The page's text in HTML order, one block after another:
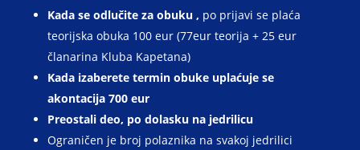
Kada se odlučite za obuku , po prijavi se plaća
teorijska obuka 100 eur (77eur teorija + 25 eur
članarina Kluba Kapetana)
Kada izaberete termin obuke uplaćuje se
akontacija 700 eur
Preostali deo, po dolasku na jedrilicu
Ograničen je broj polaznika na svakoj jedrilici